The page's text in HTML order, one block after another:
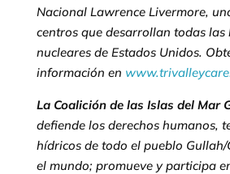
Nacional Lawrence Livermore,
centros que desarrollan todas las
nucleares de Estados Unidos.
información en
La Coalición de las Islas del Mar
defiende los derechos humanos,
hídricos de todo el pueblo Gullah/
el mundo; promueve y participa